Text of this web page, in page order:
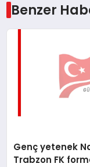
Benzer
Genç yetenek
Trabzon FK